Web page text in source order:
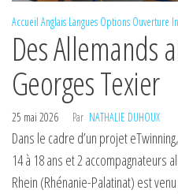
Accueil Anglais Langues Options Ouverture
Des Allemands
Georges Texier
25 mai 2026 Par NATHALIE DUHOUX
Dans le cadre d’un projet
14 à 18 ans et 2 accompagnateurs
Rhein (Rhénanie-Palatinat) est